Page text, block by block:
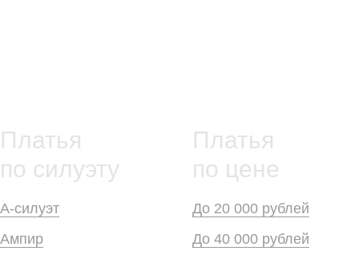
Платья
по силуэту
Платья
по цене
А-силуэт
Ампир
До 20 000 рублей
До 40 000 рублей